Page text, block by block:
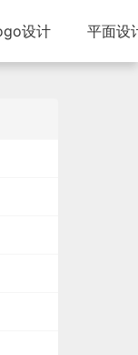
设计 平面设